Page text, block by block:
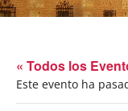
« Todos los
Este evento ha